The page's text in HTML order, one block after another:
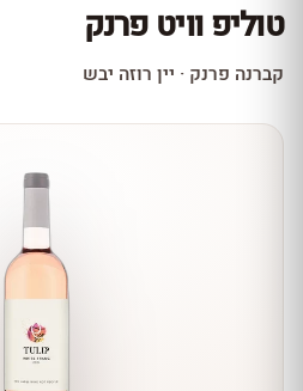
עכשיו ב-10% הנחה
טוליפ וויט פרנק
קברנה פרנק · יין רוזה יבש